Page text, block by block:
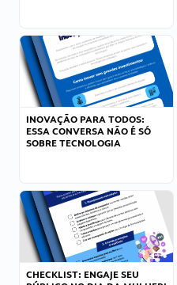
INOVAÇÃO PARA TODOS:
ESSA CONVERSA NÃO É SÓ
SOBRE TECNOLOGIA
CHECKLIST: ENGAJE SEU